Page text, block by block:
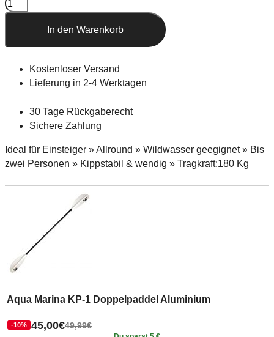
In den Warenkorb
Kostenloser Versand
Lieferung in 2-4 Werktagen
30 Tage Rückgaberecht
Sichere Zahlung
Ideal für Einsteiger » Allround » Wildwasser geegignet » Bis
zwei Personen » Kippstabil & wendig » Tragkraft:180 Kg
Aqua Marina KP-1 Doppelpaddel Aluminium
-10% 49,99€
45,00€